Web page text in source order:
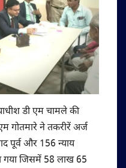
डी एम चामले की
ने तकरीरें अर्ज
पूर्व और 156 न्याय
गया जिसमें 58 लाख 65